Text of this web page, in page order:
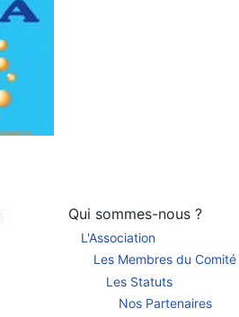
Qui sommes-nous ?
L'Association
Les Membres du Comité
Les Statuts
Nos Partenaires